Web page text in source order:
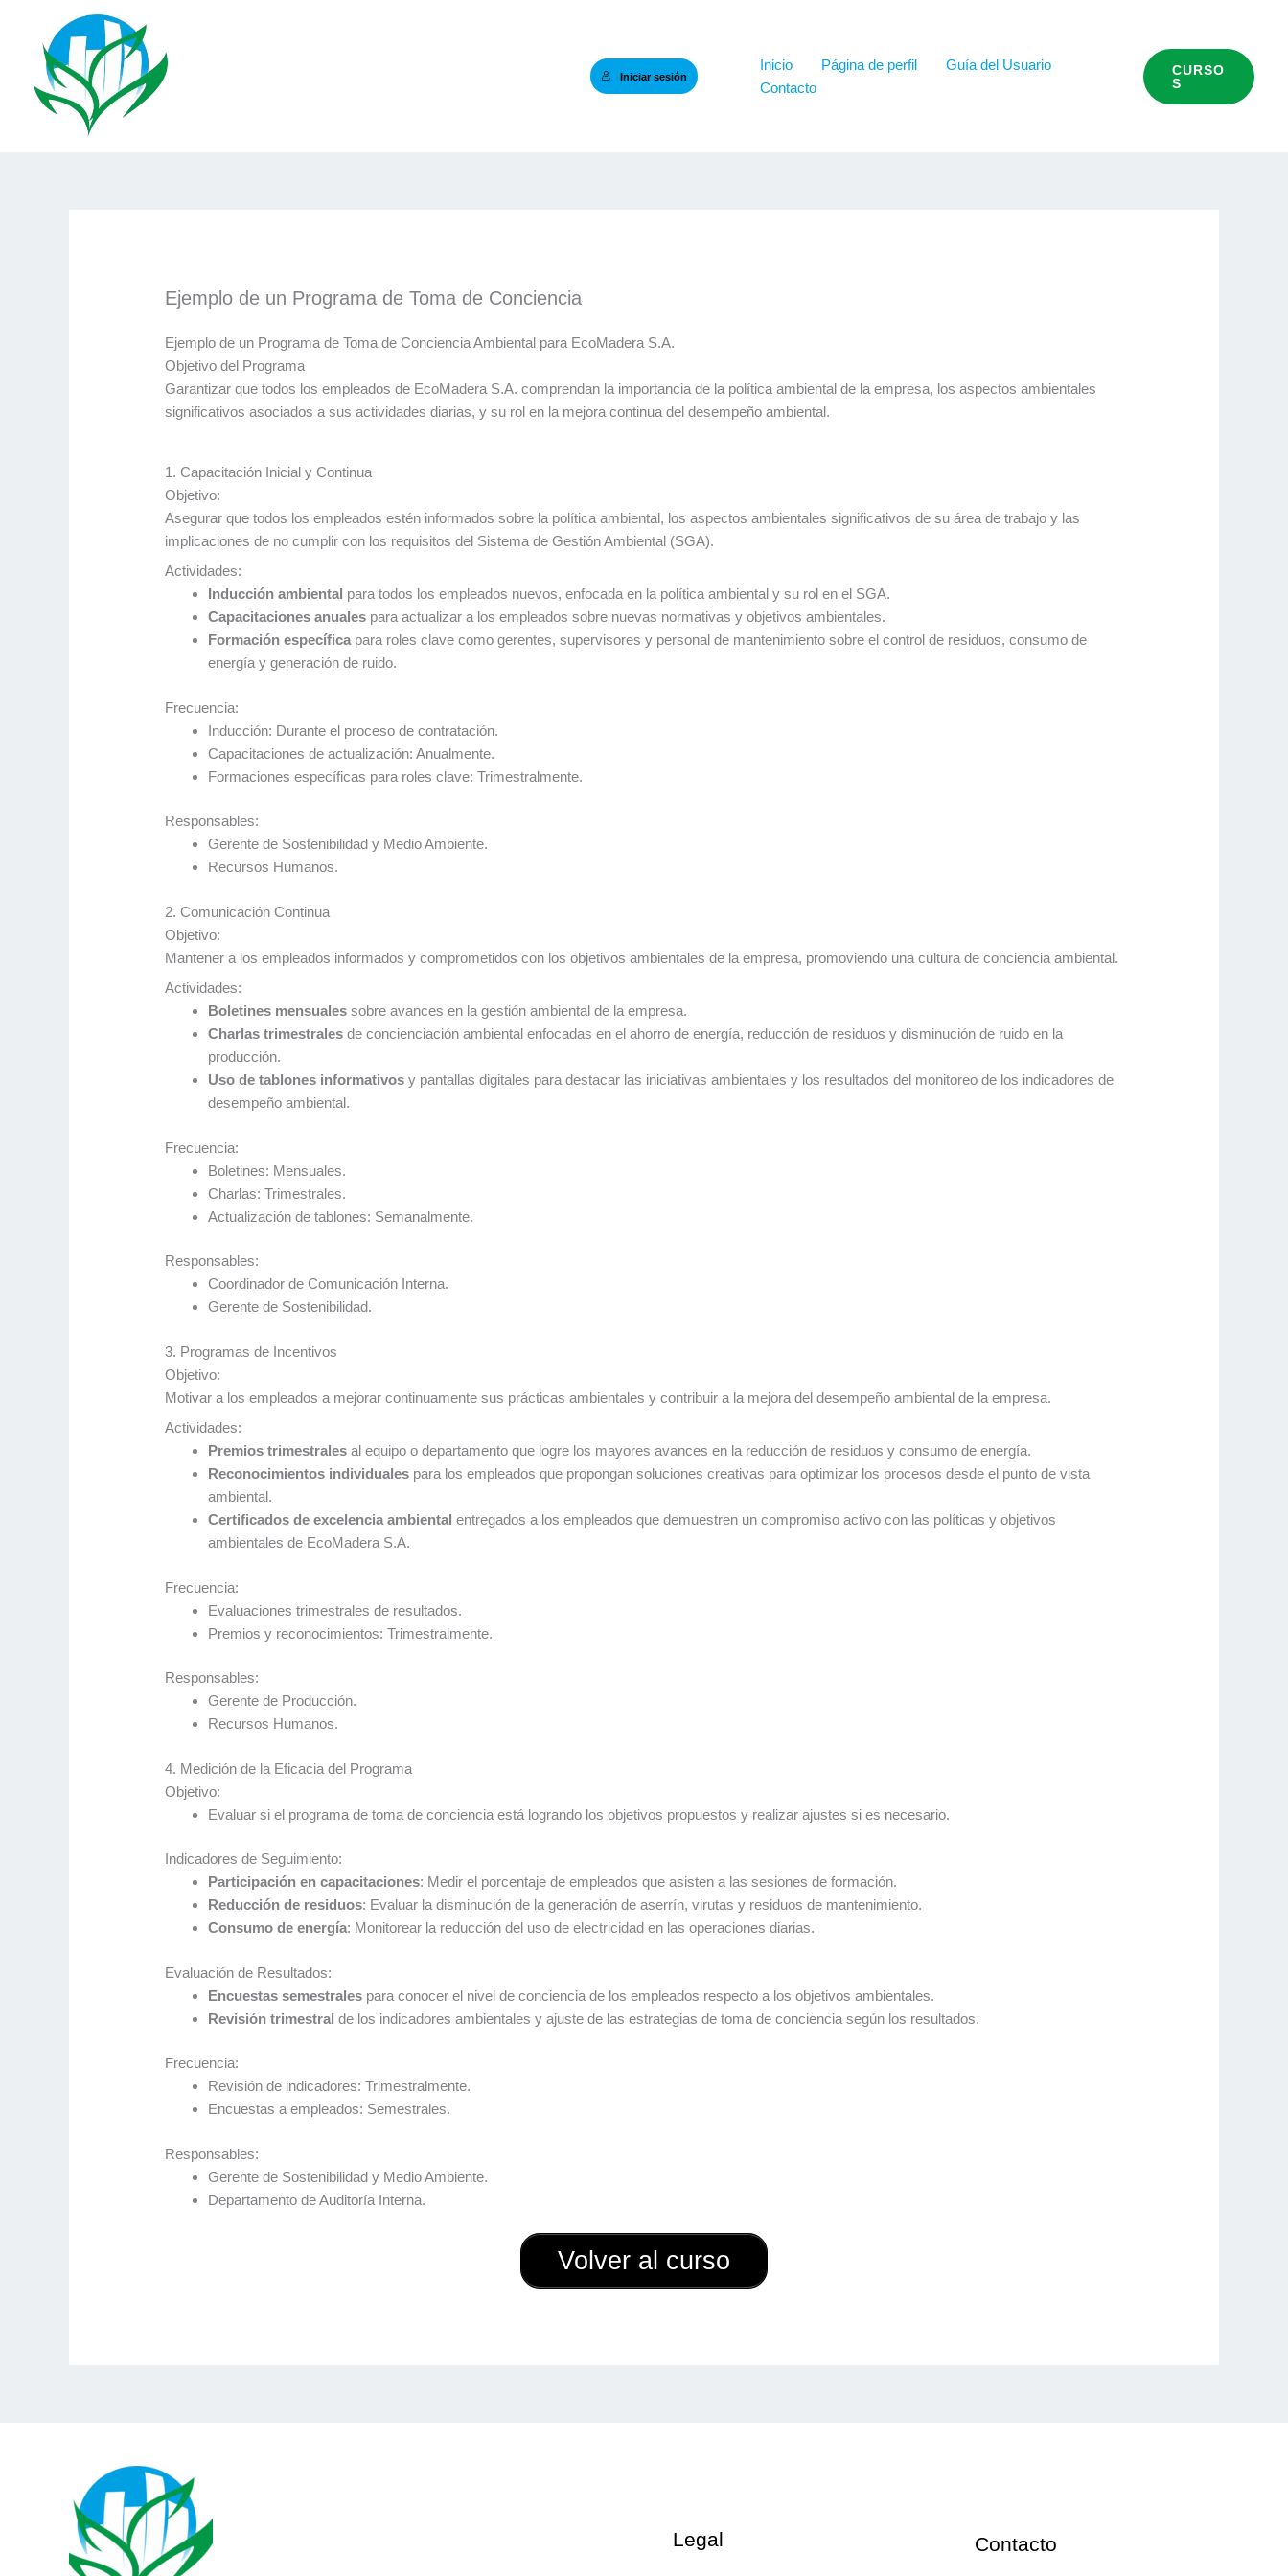
contenido
Iniciar sesión
Inicio Página de perfil
Guía del Usuario
Contacto
CURSO
S
Ejemplo de un Programa de Toma de Conciencia
Ejemplo de un Programa de Toma de Conciencia Ambiental para EcoMadera S.A.
Objetivo del Programa
Garantizar que todos los empleados de EcoMadera S.A. comprendan la importancia de la política ambiental de la empresa, los aspectos ambientales
significativos asociados a sus actividades diarias, y su rol en la mejora continua del desempeño ambiental.
1. Capacitación Inicial y Continua
Objetivo:
Asegurar que todos los empleados estén informados sobre la política ambiental, los aspectos ambientales significativos de su área de trabajo y las
implicaciones de no cumplir con los requisitos del Sistema de Gestión Ambiental (SGA).
Actividades:
Inducción ambiental para todos los empleados nuevos, enfocada en la política ambiental y su rol en el SGA.
Capacitaciones anuales para actualizar a los empleados sobre nuevas normativas y objetivos ambientales.
Formación específica para roles clave como gerentes, supervisores y personal de mantenimiento sobre el control de residuos, consumo de
energía y generación de ruido.
Frecuencia:
Inducción: Durante el proceso de contratación.
Capacitaciones de actualización: Anualmente.
Formaciones específicas para roles clave: Trimestralmente.
Responsables:
Gerente de Sostenibilidad y Medio Ambiente.
Recursos Humanos.
2. Comunicación Continua
Objetivo:
Mantener a los empleados informados y comprometidos con los objetivos ambientales de la empresa, promoviendo una cultura de conciencia ambiental.
Actividades:
Boletines mensuales sobre avances en la gestión ambiental de la empresa.
Charlas trimestrales de concienciación ambiental enfocadas en el ahorro de energía, reducción de residuos y disminución de ruido en la
producción.
Uso de tablones informativos y pantallas digitales para destacar las iniciativas ambientales y los resultados del monitoreo de los indicadores de
desempeño ambiental.
Frecuencia:
Boletines: Mensuales.
Charlas: Trimestrales.
Actualización de tablones: Semanalmente.
Responsables:
Coordinador de Comunicación Interna.
Gerente de Sostenibilidad.
3. Programas de Incentivos
Objetivo:
Motivar a los empleados a mejorar continuamente sus prácticas ambientales y contribuir a la mejora del desempeño ambiental de la empresa.
Actividades:
Premios trimestrales al equipo o departamento que logre los mayores avances en la reducción de residuos y consumo de energía.
Reconocimientos individuales para los empleados que propongan soluciones creativas para optimizar los procesos desde el punto de vista
ambiental.
Certificados de excelencia ambiental entregados a los empleados que demuestren un compromiso activo con las políticas y objetivos
ambientales de EcoMadera S.A.
Frecuencia:
Evaluaciones trimestrales de resultados.
Premios y reconocimientos: Trimestralmente.
Responsables:
Gerente de Producción.
Recursos Humanos.
4. Medición de la Eficacia del Programa
Objetivo:
Evaluar si el programa de toma de conciencia está logrando los objetivos propuestos y realizar ajustes si es necesario.
Indicadores de Seguimiento:
Participación en capacitaciones: Medir el porcentaje de empleados que asisten a las sesiones de formación.
Reducción de residuos: Evaluar la disminución de la generación de aserrín, virutas y residuos de mantenimiento.
Consumo de energía: Monitorear la reducción del uso de electricidad en las operaciones diarias.
Evaluación de Resultados:
Encuestas semestrales para conocer el nivel de conciencia de los empleados respecto a los objetivos ambientales.
Revisión trimestral de los indicadores ambientales y ajuste de las estrategias de toma de conciencia según los resultados.
Frecuencia:
Revisión de indicadores: Trimestralmente.
Encuestas a empleados: Semestrales.
Responsables:
Gerente de Sostenibilidad y Medio Ambiente.
Departamento de Auditoría Interna.
Volver al curso
Legal Contacto